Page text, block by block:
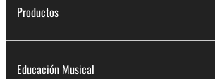
Productos
Educación Musical